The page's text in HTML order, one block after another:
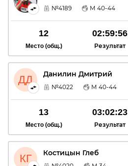
№4189 М 40-44
12
Место (общ.)
02:59:56
Результат
ДД Данилин Дмитрий
№4022 М 40-44
13
Место (общ.)
03:02:23
Результат
КГ Костицын Глеб